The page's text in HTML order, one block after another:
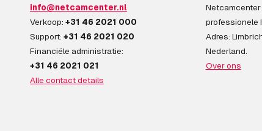
info@netcamcenter.nl
Verkoop: +31 46 2021 000
Support: +31 46 2021 020
Financiële administratie:
+31 46 2021 021
Alle contact details
professionele
Adres:
Nederland.
Over ons